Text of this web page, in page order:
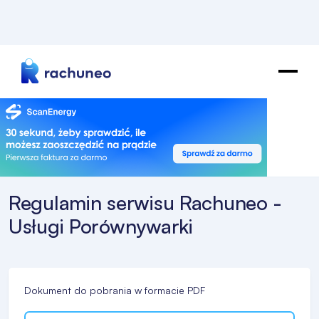
Regulamin serwisu Rachuneo -
Usługi Porównywarki
Dokument do pobrania w formacie PDF